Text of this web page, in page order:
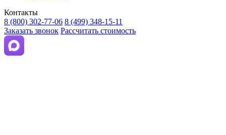
Контакты
8 (800) 302-77-06 8 (499) 348-15-11
Заказать звонок Рассчитать стоимость